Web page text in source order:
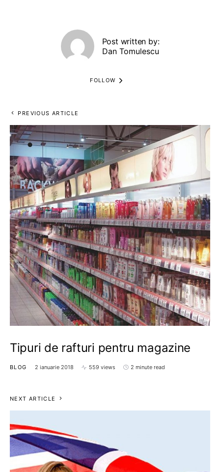
Post written by:
Dan Tomulescu
FOLLOW
PREVIOUS ARTICLE
Tipuri de rafturi pentru magazine
BLOG 2 ianuarie 2018 559 views 2 minute read
NEXT ARTICLE